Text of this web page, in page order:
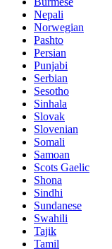
Nepali
Norwegian
Pashto
Persian
Punjabi
Serbian
Sesotho
Sinhala
Slovak
Slovenian
Somali
Samoan
Scots Gaelic
Shona
Sindhi
Sundanese
Swahili
Tajik
Tamil